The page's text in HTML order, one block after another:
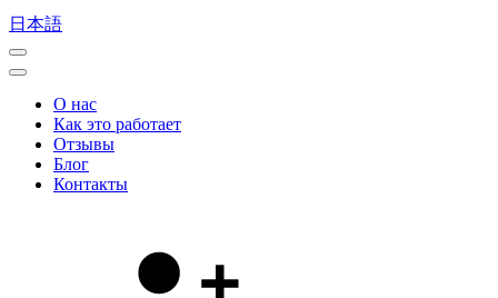
日本語
О нас
Как это работает
Отзывы
Блог
Контакты